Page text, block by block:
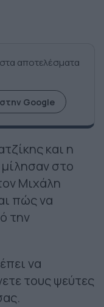
αποτελέσματα
Google
και η
στο
Μιχάλη
πώς να
την
να
τους ψεύτες